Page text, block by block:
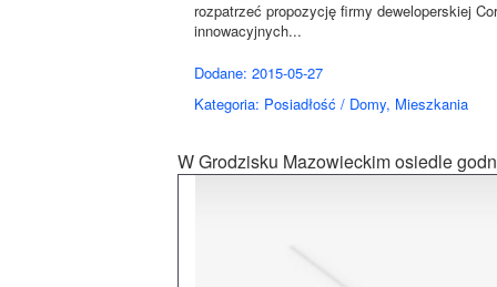
rozpatrzeć propozycję firmy deweloperskiej
innowacyjnych...
Dodane: 2015-05-27
Kategoria: Posiadłość / Domy, Mieszkania
W Grodzisku Mazowieckim osiedle